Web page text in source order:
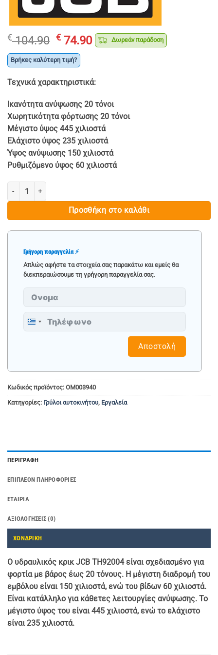
€104.90 Original
price
was:
€ 74.90Η
τρέχουσα
€ 74.90.
Δωρεάν παράδοση
Βρήκες καλύτερη τιμή?
Τεχνικά χαρακτηριστικά:
Ικανότητα ανύψωσης 20 τόνοι
Χωρητικότητα φόρτωσης 20 τόνοι
Μέγιστο ύψος 445 χιλιοστά
Ελάχιστο ύψος 235 χιλιοστά
Ύψος ανύψωσης 150 χιλιοστά
Ρυθμιζόμενο ύψος 60 χιλιοστά
ΥΔΡΑΥΛΙΚΟΣ ΓΡΥΛΟΣ ΜΠΥΚΑΛΑΣ 20 ΤΟΝΩΝ - JCB ποσότητα
Προσθήκη στο καλάθι
Γρήγορη παραγγελία ⚡
Απλώς αφήστε τα στοιχεία σας παρακάτω και εμείς θα
διεκπεραιώσουμε τη γρήγορη παραγγελία σας.
Greece
Αποστολή
Κωδικός προϊόντος: OM003940
Κατηγορίες: Γρύλοι αυτοκινήτου, Εργαλεία
ΠΕΡΙΓΡΑΦΉ
ΕΠΙΠΛΈΟΝ ΠΛΗΡΟΦΟΡΊΕΣ
ΕΤΑΙΡΊΑ
ΑΞΙΟΛΟΓΉΣΕΙΣ (0)
ΧΟΝΔΡΙΚΗ
Ο υδραυλικός κρικ JCB TH92004 είναι σχεδιασμένο για
φορτία με βάρος έως 20 τόνους. Η μέγιστη διαδρομή του
εμβόλου είναι 150 χιλιοστά, ενώ του βίδων 60 χιλιοστά.
Είναι κατάλληλο για κάθετες λειτουργίες ανύψωσης. Το
μέγιστο ύψος του είναι 445 χιλιοστά, ενώ το ελάχιστο
είναι 235 χιλιοστά.